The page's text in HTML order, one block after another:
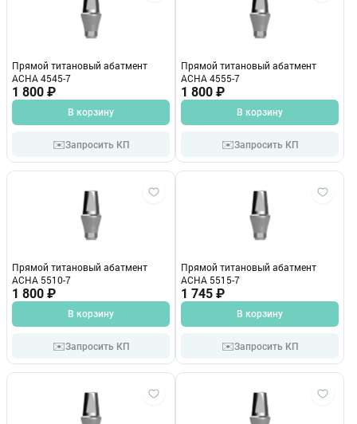
Прямой титановый абатмент
ACHA 4545-7
1 800 ₽
В корзину
✉️Запросить КП
Прямой титановый абатмент
ACHA 4555-7
1 800 ₽
В корзину
✉️Запросить КП
Прямой титановый абатмент
ACHA 5510-7
1 800 ₽
В корзину
✉️Запросить КП
Прямой титановый абатмент
ACHA 5515-7
1 745 ₽
В корзину
✉️Запросить КП